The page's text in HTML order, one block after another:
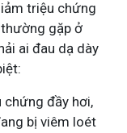
triệu chứng
gặp ở
ai đau dạ dày
chứng đầy hơi,
bị viêm loét